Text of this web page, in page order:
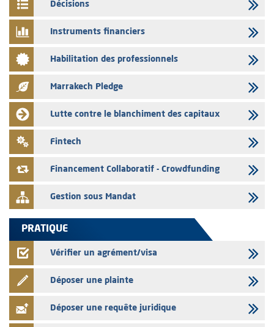
Saham Bank – Mise à jour annuelle du dossier d’information relatif au
03/08/2026
L’AMMC met sur son site internet les publications réalisées par les
émetteurs en date du 3 août 2026
03/08/2026
Liste des agréments et visas d'OPCVM accordés par l'AMMC pour le
mois de juillet 2026
03/08/2026
L' AMMC publie les indicateurs mensuels du marché des capitaux pour
le mois de Juin 2026
Décisions
Instruments financiers
Habilitation des professionnels
Marrakech Pledge
Lutte contre le blanchiment des capitaux
Fintech
Financement Collaboratif - Crowdfunding
Gestion sous Mandat
PRATIQUE
Vérifier un agrément/visa
Déposer une plainte
Déposer une requête juridique